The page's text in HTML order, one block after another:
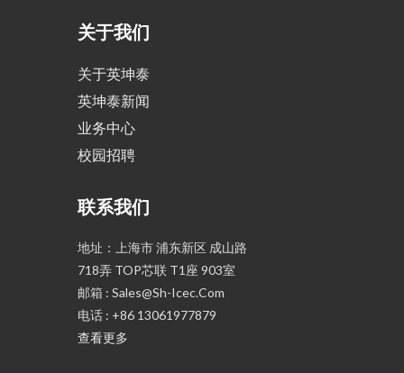
关于我们
关于英坤泰
英坤泰新闻
业务中心
校园招聘
联系我们
地址：上海市 浦东新区 成山路
718弄 TOP芯联 T1座 903室
邮箱 : Sales@sh-Icec.com
电话 : +86 13061977879
查看更多